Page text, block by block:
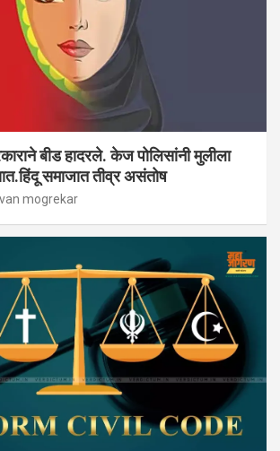
बीड हादरले. केज पोलिसांनी मुलीला
समाजात तीव्र असंतोष
mogrekar